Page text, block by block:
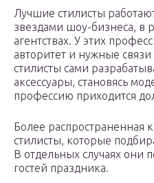
Лучшие стилисты
звездами шоу-бизнеса, в
агентствах. У этих
авторитет и нужные
стилисты сами
аксессуары, становясь
профессию приходится
Более распространенная
стилисты, которые
В отдельных случаях они
гостей праздника.